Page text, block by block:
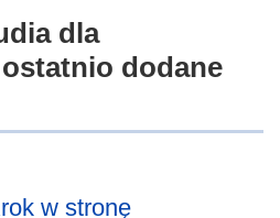
dla
dodane
w stronę